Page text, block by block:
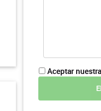
Aceptar